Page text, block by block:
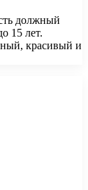
должный
15 лет.
красивый и